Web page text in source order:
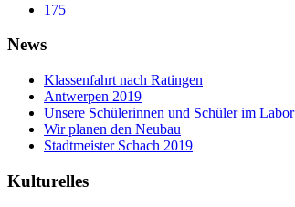
175
News
Klassenfahrt nach Ratingen
Antwerpen 2019
Unsere Schülerinnen und Schüler im Labor
Wir planen den Neubau
Stadtmeister Schach 2019
Kulturelles